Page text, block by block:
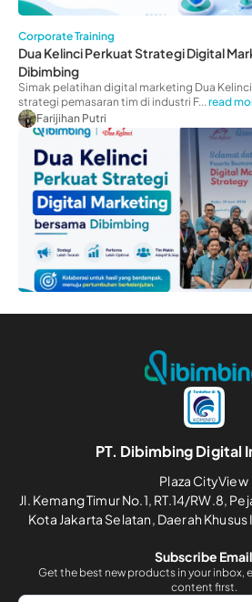
Corporate Training
Dua Kelinci Perkuat Strategi Digital
Dibimbing
Simak pelatihan digital marketing Dua
strategi pemasaran tim di industri F...read
Farijihan Putri
PT. Dibimbing Digital
Plaza CityView
Jl. Kemang Timur No.1, RT.14/RW.8,
Kota Jakarta Selatan, Daerah
Subscribe Email
Get the best new products in your inbox,
content first.